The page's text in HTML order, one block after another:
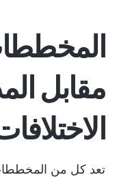
مقابل
تعد كل من المخططات